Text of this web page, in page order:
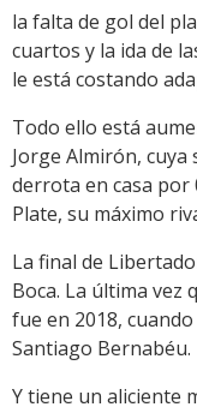
la falta de gol del
cuartos y la ida de
le está costando
Todo ello está
Jorge Almirón,
derrota en casa por
Plate, su máximo
La final de
Boca. La última
fue en 2018,
Santiago Bernabéu.
Y tiene un aliciente